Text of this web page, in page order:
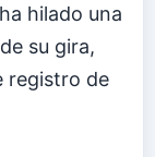
hilado una
su gira,
registro de